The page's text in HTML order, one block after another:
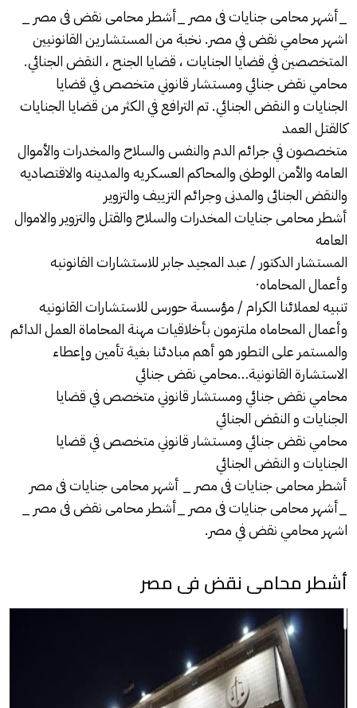
_أشهر محامى جنايات فى مصر _أشطر محامى نقض فى مصر _
اشهر محامي نقض في مصر. نخبة من المستشارين القانونيين
المتخصصين في قضايا الجنايات ، قضايا الجنح ، النقض الجنائي.
محامي نقض جنائي ومستشار قانوني متخصص في قضايا
الجنايات و النقض الجنائي. تم الترافع في الكثر من قضايا الجنايات
كالقتل العمد
متخصصون في جرائم الدم والنفس والسلاح والمخدرات والأموال
العامه والأمن الوطنى والمحاكم العسكريه والمدينه والاقتصاديه
والنقض الجنائى والمدنى وجرائم التزييف والتزوير
أشطر محامى جنايات المخدرات والسلاح والقتل والتزوير والاموال
العامه
المستشار الدكتور /عبد المجيد جابر للاستشارات القانونيه
وأعمال المحاماه·
تنبيه لعملائنا الكرام / مؤسسةحورسللاستشارات القانونيه
وأعمال المحاماه ملتزمون بأخلاقيات مهنة المحاماة العمل الدائم
والمستمر على التطور هو أهم مبادئنا بغية تأمين وإعطاء
الاستشارة القانونية…محامي نقض جنائي
محامي نقض جنائي ومستشار قانوني متخصص في قضايا
الجنايات و النقض الجنائي
محامي نقض جنائي ومستشار قانوني متخصص في قضايا
الجنايات و النقض الجنائي
أشطر محامى جنايات فى مصر _ أشهر محامى جنايات فى مصر
_أشهر محامى جنايات فى مصر _أشطر محامى نقض فى مصر _
اشهر محامي نقض في مصر.
أشطر محامى نقض فى مصر